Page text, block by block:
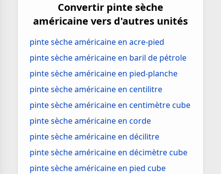
Convertir pinte sèche
américaine vers d'autres unités
pinte sèche américaine en acre-pied
pinte sèche américaine en baril de pétrole
pinte sèche américaine en pied-planche
pinte sèche américaine en centilitre
pinte sèche américaine en centimètre cube
pinte sèche américaine en corde
pinte sèche américaine en décilitre
pinte sèche américaine en décimètre cube
pinte sèche américaine en pied cube